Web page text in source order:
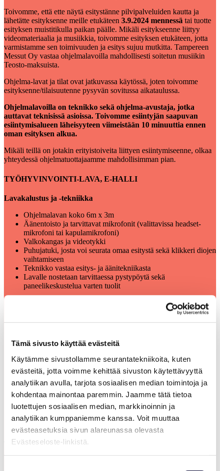
Tämä sivusto käyttää evästeitä
Käytämme sivustollamme seurantatekniikoita, kuten
evästeitä, jotta voimme kehittää sivuston käytettävyyttä
analytiikan avulla, tarjota sosiaalisen median toimintoja ja
kohdentaa mainontaa paremmin. Jaamme tätä tietoa
luotettujen sosiaalisen median, markkinoinnin ja
analytiikan kumppaniemme kanssa. Voit muuttaa
evästeasetuksia sivun alareunassa olevasta
Evästeseloste-linkistä.
Toivomme, että ette näytä esitystänne pilvipalveluiden kautta ja
lähetätte esityksenne meille etukäteen 3.9.2024 mennessä tai tuotte
esityksen muistitikulla paikan päälle. Mikäli esitykseenne liittyy
videomateriaalia ja musiikkia, toivomme esityksen etukäteen, jotta
varmistamme sen toimivuuden ja esitys sujuu mutkitta. Tampereen
Messut Oy vastaa ohjelmalavoilla mahdollisesti soitetun musiikin
Teosto-maksuista.
Ohjelma-lavat ja tilat ovat jatkuvassa käytössä, joten toivomme
esityksenne/tilaisuutenne pysyvän sovitussa aikataulussa.
Ohjelmalavoilla on teknikko sekä ohjelma-avustaja, jotka
auttavat teknisissä asioissa. Toivomme esiintyjän saapuvan
esiintymisalueen läheisyyteen viimeistään 10 minuuttia ennen
oman esityksen alkua.
Mikäli teillä on jotakin erityistoiveita liittyen esiintymiseenne, olkaa
yhteydessä ohjelmatuottajaamme mahdollisimman pian.
TYÖHYVINVOINTI-LAVA, E-HALLI
Lavakalustus ja -tekniikka
Ohjelmalavan koko 6m x 3m
Äänentoisto ja tarvittavat mikrofonit (valittavissa headset-
mikrofoni tai kapulamikrofoni)
Valkokangas ja videotykki
Puhujatuki, josta voi seurata omaa esitystä sekä klikkeri diojen
vaihtamiseen
Teknikko vastaa esitys- ja äänitekniikasta
Lavalle nostetaan tarvittaessa pystypöytä sekä
paneelikeskustelua varten tuolit
Mikäli halautte näyttää esitysmateriaalia esityksen aikana, alla
varmistaa, että esityksesi on luettavissa takariviltä asti
Kaikki yleisimmät formaatit ovat tuettuja (Powerpoint,
Keynote, PDF etc).
Full HD 16:9 videoformaatti, kaikki yleisimmät formaatit
(mieluiten.mp4 H264).
Jos esityksesi sisältää videoita, lähetäthän ne etukäteen
ohjelmatuottajalle, jotta varmistamme niiden toimivuuden
etukäteen.
TYÖHYVINVOINTI-SEMINAARIALUE, E-HALLI